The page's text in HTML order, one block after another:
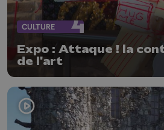
CULTURE
Expo : Attaque ! la
de l'art